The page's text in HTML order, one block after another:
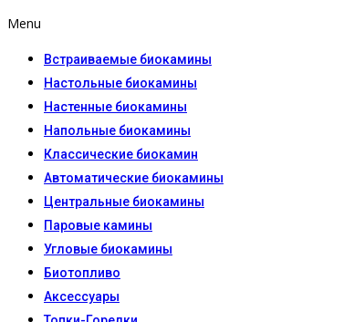
Menu
Встраиваемые биокамины
Настoльные биокамины
Настенные биокамины
Напольные биокамины
Классические биокамин
Автоматические биокамины
Центральные биокамины
Паровые камины
Угловые биокамины
Биотопливо
Аксессуары